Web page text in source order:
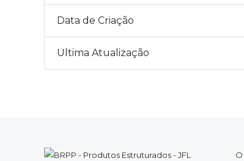
Data de Criação
Ultima Atualização
O